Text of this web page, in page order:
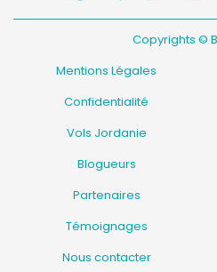
Copyrights ©
Mentions Légales
Confidentialité
Vols Jordanie
Blogueurs
Partenaires
Témoignages
Nous contacter